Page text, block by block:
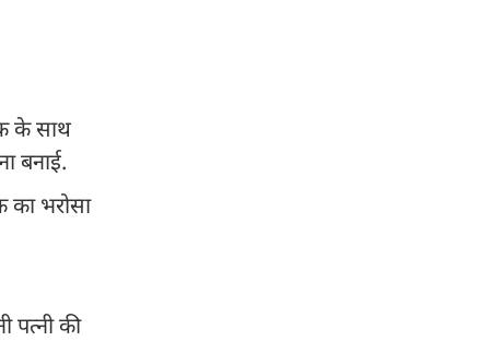
के साथ
बनाई.
भरोसा
पत्नी की